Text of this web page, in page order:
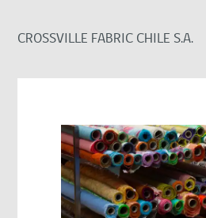
CROSSVILLE FABRIC CHILE S.A.